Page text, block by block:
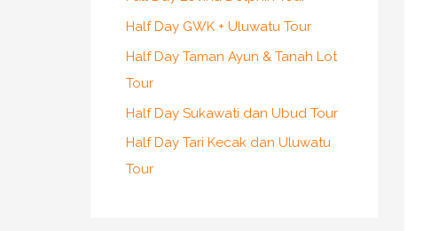
Half Day GWK + Uluwatu Tour
Half Day Taman Ayun & Tanah Lot
Tour
Half Day Sukawati dan Ubud Tour
Half Day Tari Kecak dan Uluwatu
Tour